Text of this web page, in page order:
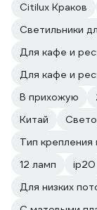
Citilux Краков
Светильники
Для кафе и
Для кафе и
В прихожую
Китай
Тип крепления
12 ламп
ip20
Для низких